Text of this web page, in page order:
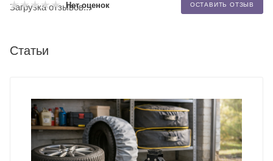
Нет оценок ОСТАВИТЬ ОТЗЫВ
Загрузка отзывов...
Статьи